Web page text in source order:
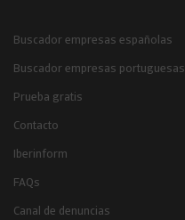
Buscador empresas españolas
Buscador empresas portuguesas
Prueba gratis
Contacto
Iberinform
FAQs
Canal de denuncias